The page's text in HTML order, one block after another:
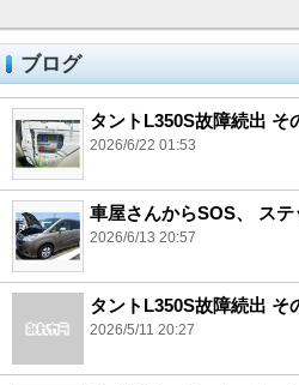
ブログ
タントL350S故障続出 そ
2026/6/22 01:53
車屋さんからSOS、 ス
2026/6/13 20:57
タントL350S故障続出 そ
2026/5/11 20:27